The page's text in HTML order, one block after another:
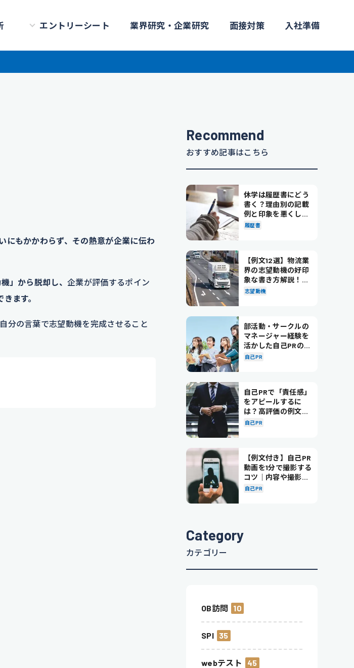
エントリーシート 業界研究・企業研究 面接対策 入社準備
にもかかわらず、その熱意が企業に伝わ
」から脱却し、企業が評価するポイン
きます。
分の言葉で志望動機を完成させること
Recommend
おすすめ記事はこちら
休学は履歴書にどう
書く？理由別の記載
例と印象を悪くしな
い書き方を解説
履歴書
【例文12選】物流業
界の志望動機の好印
象な書き方解説！パ
ターン別の例文も紹
志望動機
部活動・サークルの
マネージャー経験を
活かした自己PRの書
き方を徹底解説！
自己PR
自己PRで「責任感」
をアピールするに
は？高評価の例文も
紹介！
自己PR
【例文付き】自己PR
動画を1分で撮影する
コツ｜内容や撮影の
ポイントも解説
自己PR
Category
カテゴリー
OB訪問 10
SPI 35
webテスト 45